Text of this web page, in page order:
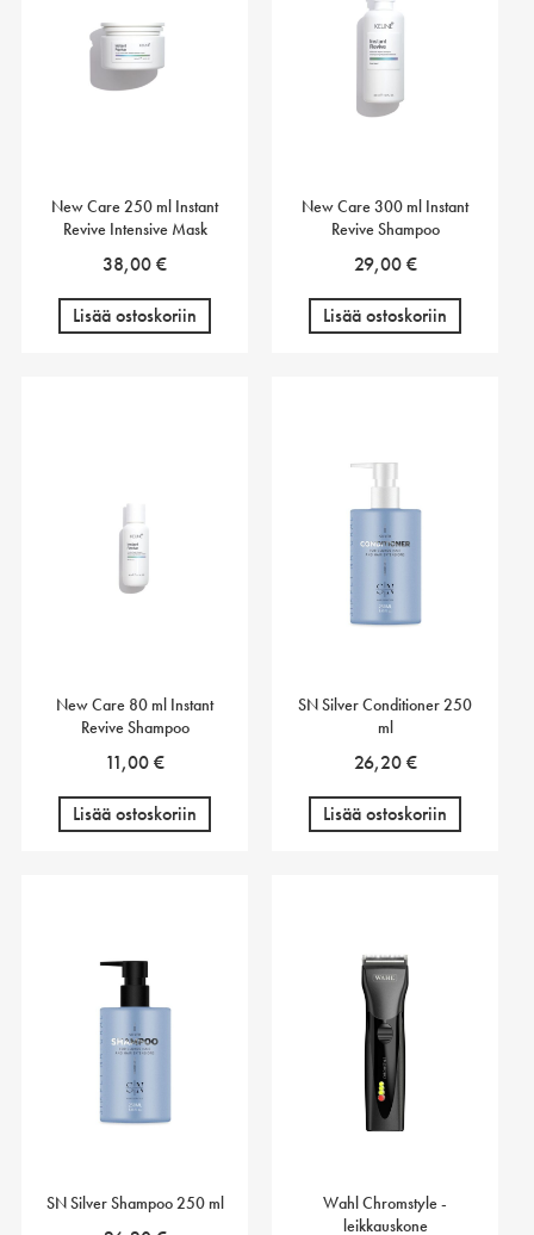
New Care 250 ml Instant
Revive Intensive Mask
38,00€
Lisää ostoskoriin
New Care 300 ml Instant
Revive Shampoo
29,00€
Lisää ostoskoriin
New Care 80 ml Instant
Revive Shampoo
11,00€
Lisää ostoskoriin
SN Silver Conditioner 250
ml
26,20€
Lisää ostoskoriin
SN Silver Shampoo 250 ml
Wahl Chromstyle -
leikkauskone